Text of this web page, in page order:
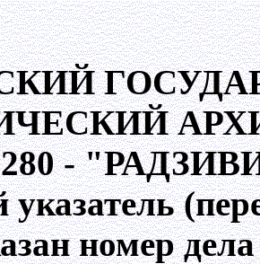
-
номер дела